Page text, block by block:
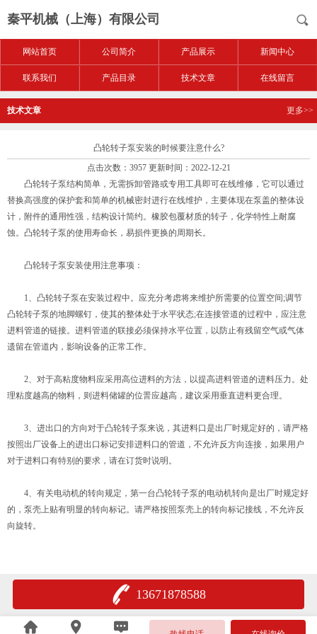
秦平机械（上海）有限公司
网站首页 公司简介 产品展示 新闻中心
联系我们 产品目录 技术文章 在线留言
技术文章 更多>>
凸轮转子泵安装的时候要注意什么?
点击次数：3957 更新时间：2022-12-21
凸轮转子泵结构简单，无需拆卸管路或专用工具即可在线维修，它可以通过
替换高强度的保护套和简单的机械密封进行在线维护，主要体现在泵盖的整体设
计，附件的通用性强，结构设计简约。橡胶包覆材质的转子，化学特性上耐腐
蚀。凸轮转子泵的使用寿命长，易损件更换的周期长。
凸轮转子泵安装使用注意事项：
1、凸轮转子泵在安装过程中。应充分考虑将来维护所需要的位置空间;调节
凸轮转子泵的地脚螺钉，使其的整体处于水平状态;在连接管道的过程中，应注意
进料管道的链接。进料管道的联接必须保持水平位置，以防止有残留空气或气体
遗留在管道内，影响设备的正常工作。
2、对于高粘度物料应采用高位进料的方法，以提高进料管道的进料压力。处
理粘度越高的物料，则进料储罐的位詈应越高，建议采用垂直进料更合理。
3、进出口的方向对于凸轮转子泵来说，其进料口是出厂时规定好的，请严格
按照出厂设备上的进出口标记安排进料口的管道，不允许反方向连接，如果用户
对于进料口有特别的要求，请在订货时说明。
4、有关电动机的转向规定，第一台凸轮转子泵的电动机转向是出厂时规定好
的，泵壳上贴有明显的转向标记。请严格按照泵壳上的转向标记接线，不允许反
向旋转。
13671878588